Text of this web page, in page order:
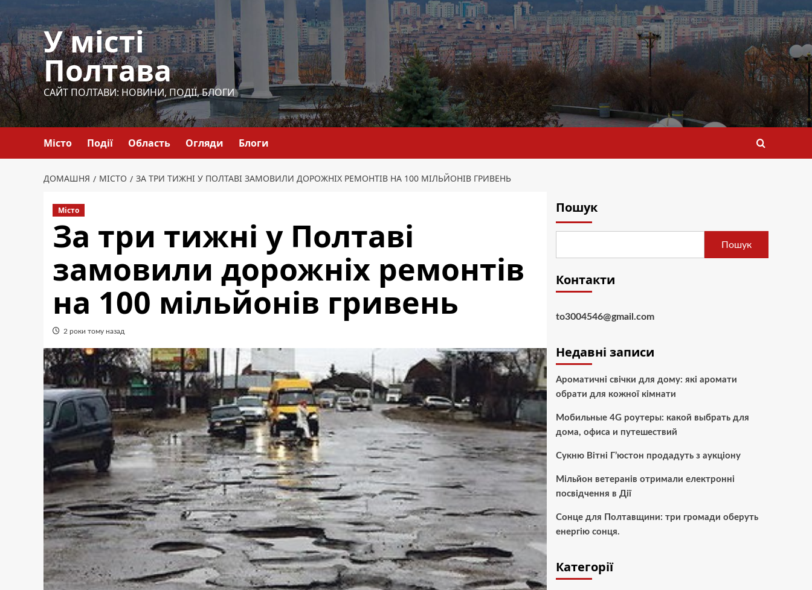
до
вмісту
У місті
Полтава
САЙТ ПОЛТАВИ: НОВИНИ, ПОДІЇ, БЛОГИ
Місто Події Область Огляди Блоги
ДОМАШНЯ МІСТО ЗА ТРИ ТИЖНІ У ПОЛТАВІ ЗАМОВИЛИ ДОРОЖНІХ РЕМОНТІВ НА 100 МІЛЬЙОНІВ ГРИВЕНЬ
Місто
За три тижні у Полтаві
замовили дорожніх ремонтів
на 100 мільйонів гривень
2 роки тому назад
Пошук
Пошук
Контакти
to3004546@gmail.com
Недавні записи
Ароматичні свічки для дому: які аромати
обрати для кожної кімнати
Мобильные 4G роутеры: какой выбрать для
дома, офиса и путешествий
Сукню Вітні Г’юстон продадуть з аукціону
Мільйон ветеранів отримали електронні
посвідчення в Дії
Сонце для Полтавщини: три громади оберуть
енергію сонця.
Категорії